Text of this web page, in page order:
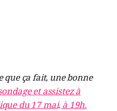
que ça fait, une bonne
et assistez à
du 17 mai, à 19h.